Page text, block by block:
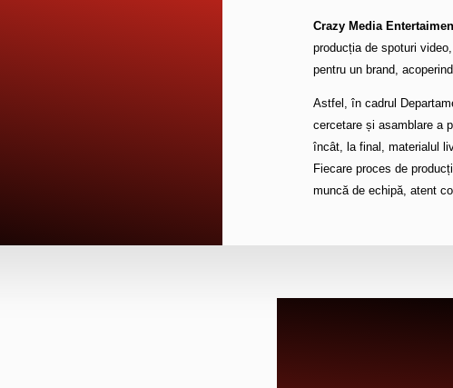
Crazy Media
producția de spoturi
pentru un brand,
Astfel, în cadrul
cercetare și asamblare a
încât, la final, materialul
Fiecare proces de
muncă de echipă, atent